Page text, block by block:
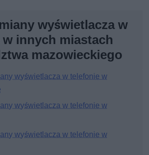
wyświetlacza w
innych miastach
mazowieckiego
wyświetlacza w telefonie w
wyświetlacza w telefonie w
wyświetlacza w telefonie w